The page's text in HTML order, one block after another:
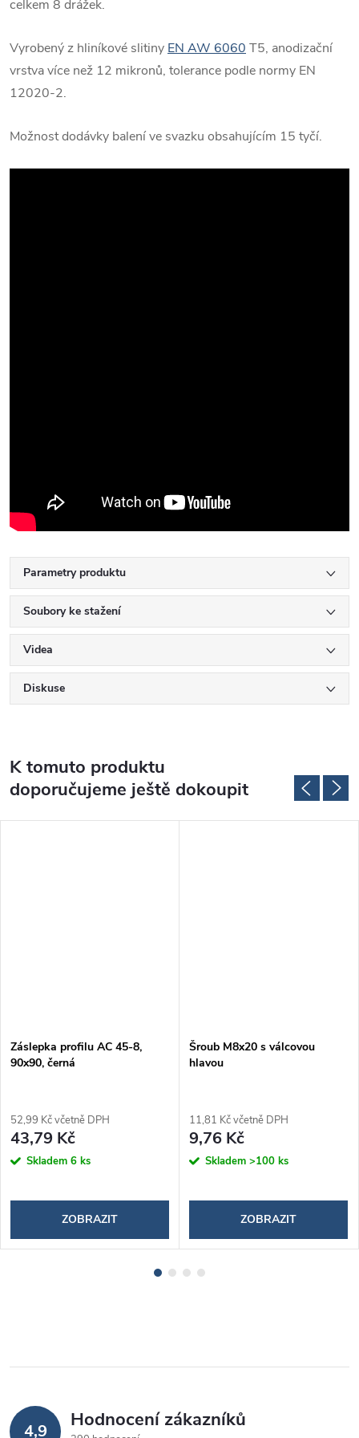
celkem 8 drážek.
Vyrobený z hliníkové slitiny EN AW 6060 T5, anodizační
vrstva více než 12 mikronů, tolerance podle normy EN
12020-2.
Možnost dodávky balení ve svazku obsahujícím 15 tyčí.
Parametry produktu
Soubory ke stažení
Videa
Diskuse
K tomuto produktu
doporučujeme ještě dokoupit
Záslepka profilu AC 45-8,
90x90, černá
52,99 Kč včetně DPH
43,79 Kč
Skladem 6 ks
ZOBRAZIT
Šroub M8x20 s válcovou
hlavou
11,81 Kč včetně DPH
9,76 Kč
Skladem >100 ks
ZOBRAZIT
4,9 Hodnocení zákazníků